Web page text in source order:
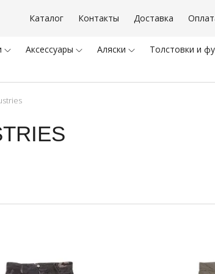
Каталог Контакты Доставка
Аксессуары Аляски Толстовки и